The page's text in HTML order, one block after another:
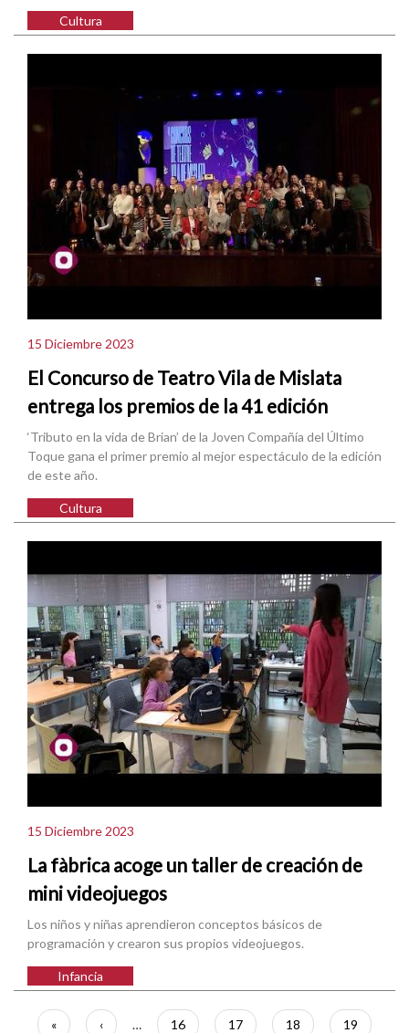
Cultura
15 Diciembre 2023
El Concurso de Teatro Vila de Mislata
entrega los premios de la 41 edición
‘Tributo en la vida de Brian’ de la Joven Compañía del Último
Toque gana el primer premio al mejor espectáculo de la edición
de este año.
Cultura
15 Diciembre 2023
La fàbrica acoge un taller de creación de
mini videojuegos
Los niños y niñas aprendieron conceptos básicos de
programación y crearon sus propios videojuegos.
Infancia
Paginación
Primera
«
Página
‹ … Página
16 Página
17 Página
18 Página
19